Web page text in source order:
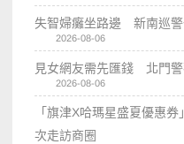
失智婦癱坐路邊 新南巡警
2026-08-06
見女網友需先匯錢 北門
2026-08-06
「旗津X哈瑪星盛夏優惠
次走訪商圈